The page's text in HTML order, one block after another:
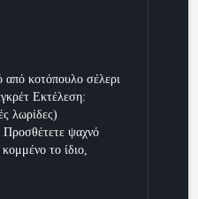
κοτόπουλο σέλερι
Εκτέλεση:
λωρίδες)
Προσθέτετε ψαχνό
το ίδιο,